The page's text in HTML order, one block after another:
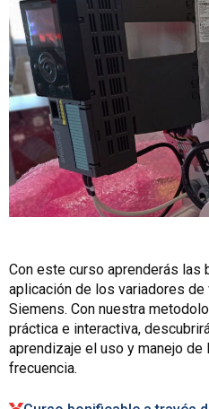
Con este curso aprenderás las
aplicación de los variadores
Siemens. Con nuestra
práctica e interactiva,
aprendizaje el uso y manejo
frecuencia.